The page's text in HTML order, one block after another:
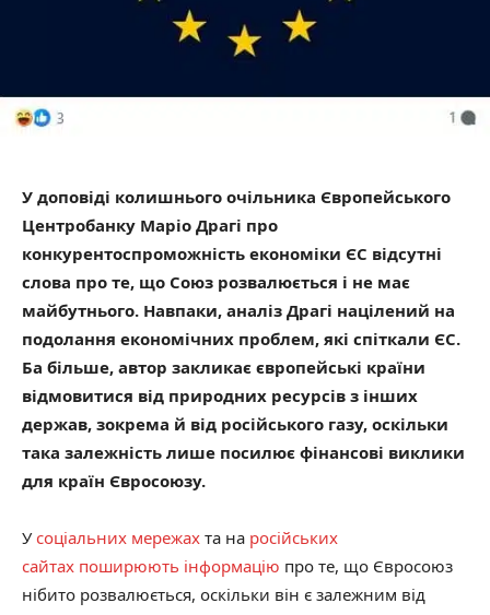
У доповіді колишнього очільника Європейського
Центробанку Маріо Драгі про
конкурентоспроможність економіки ЄС відсутні
слова про те, що Союз розвалюється і не має
майбутнього. Навпаки, аналіз Драгі націлений на
подолання економічних проблем, які спіткали ЄС.
Ба більше, автор закликає європейські країни
відмовитися від природних ресурсів з інших
держав, зокрема й від російського газу, оскільки
така залежність лише посилює фінансові виклики
для країн Євросоюзу.
Усоціальних мережах та на російських
сайтах поширюють інформацію про те, що Євросоюз
нібито розвалюється, оскільки він є залежним від